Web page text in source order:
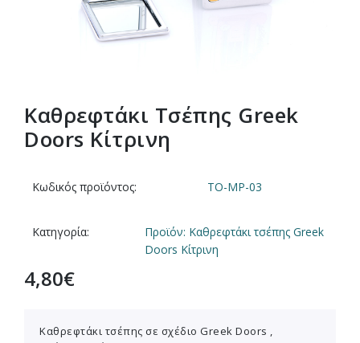
Καθρεφτάκι Τσέπης Greek
Doors Κίτρινη
Κωδικός προϊόντος: TO-MP-03
Κατηγορία:
Προϊόν: Καθρεφτάκι τσέπης Greek
Doors Κίτρινη
4,80€
Καθρεφτάκι τσέπης σε σχέδιο Greek Doors ,